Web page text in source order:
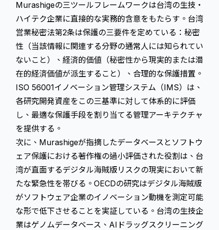
Murashigeの三ツールフレームワークは台湾の生技・
ハイテク企業に直接的な実務的含意をもたらす。台湾
営業秘密法第2条は保護の三要件を定めている：秘密
性（当該情報に関連する分野の通常人には知られてい
ないこと）、経済的価値（秘密性から現実的または潜
在的経済価値が派生すること）、合理的な保護措置。
ISO 56001イノベーション管理システム（IMS）は、
各研究開発資産をこの三基準に対して体系的に評価
し、最適な保護手段を割り当てる管理アーキテクチャ
を提供する。
次に、Murashigeが指摘したデータベースとソフトウ
ェア保護における著作権の過小評価された役割は、台
湾が直面するデジタル海賊版リスクの現実において新
たな緊急性を帯びる。OECDの研究はデジタル海賊版
がソフトウェア企業のイノベーション動機を測定可能
な形で低下させることを実証している。台湾の生技企
業はゲノムデータベース、AIドラッグスクリーニング